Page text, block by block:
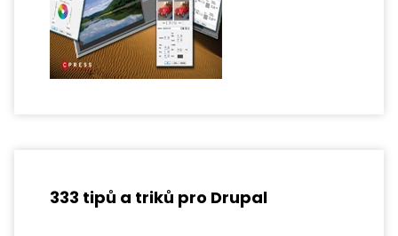
333 tipů a triků pro Drupal